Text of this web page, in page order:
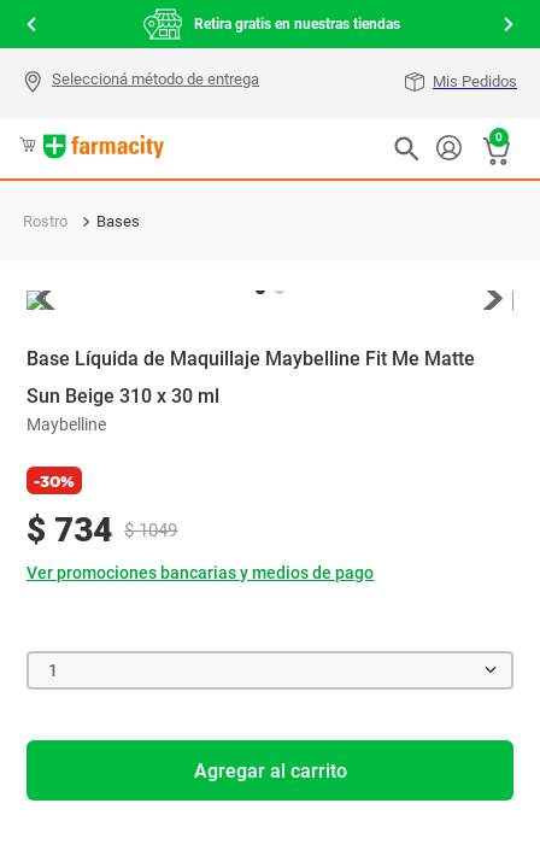
Retira gratis en nuestras tiendas
Mis Pedidos
0
Rostro Bases
Base Líquida de Maquillaje Maybelline Fit Me Matte
Sun Beige 310 x 30 ml
Maybelline
-30%
$ 734 $ 1049
Ver promociones bancarias y medios de pago
1
Agregar al carrito